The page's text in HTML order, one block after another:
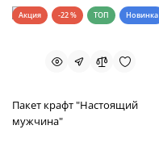
Акция -22 % ТОП Новинка
Пакет крафт "Настоящий
мужчина"